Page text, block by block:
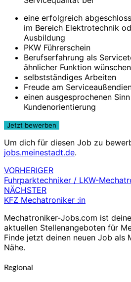
eine erfolgreich
im Bereich Elektrotechnik
Ausbildung
PKW Führerschein
Berufserfahrung als
ähnlicher Funktion
selbstständiges Arbeiten
Freude am
einen ausgesprochenen
Kundenorientierung
Um dich für diesen Job zu
jobs.meinestadt.de.
Beitragsnavigation
VORHERIGER
Fuhrparktechniker / LKW-
NÄCHSTER
KFZ Mechatroniker :in
Mechatroniker-Jobs.com ist
aktuellen Stellenangeboten für
Finde jetzt deinen neuen Job als
Nähe.
Regional